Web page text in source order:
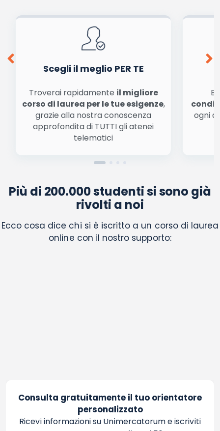
Ho letto e acconsento l'
Acconsento all'uso dei miei dati da parte di terzi per
finalità di marketing diretto con modalità
conferma e pubblica
Scegli il meglio PER TE
Troverai rapidamente il migliore
corso di laurea per le tue esigenze,
grazie alla nostra conoscenza
approfondita di TUTTI gli atenei
telematici
ogni
Più di 200.000 studenti si sono già
rivolti a noi
Ecco cosa dice chi si è iscritto a un corso di laurea
online con il nostro supporto:
Consulta gratuitamente il tuo orientatore
personalizzato
Ricevi informazioni su Unimercatorum e iscriviti